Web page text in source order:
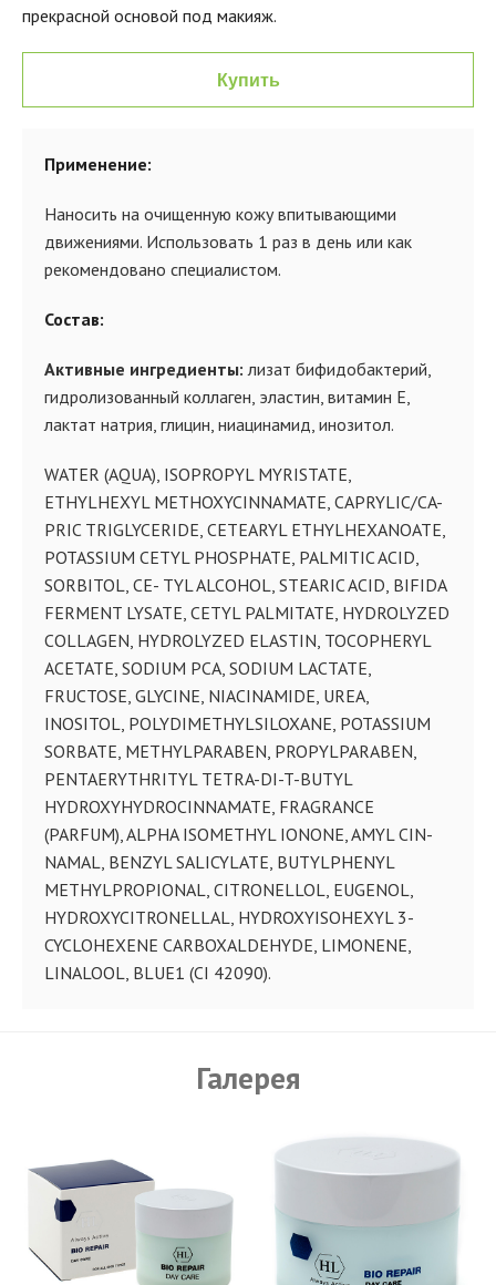
прекрасной основой под макияж.
Купить
Применение:
Наносить на очищенную кожу впитывающими
движениями. Использовать 1 раз в день или как
рекомендовано специалистом.
Состав:
Активные ингредиенты: лизат бифидобактерий,
гидролизованный коллаген, эластин, витамин Е,
лактат натрия, глицин, ниацинамид, инозитол.
WATER (AQUA), ISOPROPYL MYRISTATE,
ETHYLHEXYL METHOXYCINNAMATE, CAPRYLIC/CA-
PRIC TRIGLYCERIDE, CETEARYL ETHYLHEXANOATE,
POTASSIUM CETYL PHOSPHATE, PALMITIC ACID,
SORBITOL, CE- TYL ALCOHOL, STEARIC ACID, BIFIDA
FERMENT LYSATE, CETYL PALMITATE, HYDROLYZED
COLLAGEN, HYDROLYZED ELASTIN, TOCOPHERYL
ACETATE, SODIUM PCA, SODIUM LACTATE,
FRUCTOSE, GLYCINE, NIACINAMIDE, UREA,
INOSITOL, POLYDIMETHYLSILOXANE, POTASSIUM
SORBATE, METHYLPARABEN, PROPYLPARABEN,
PENTAERYTHRITYL TETRA-DI-T-BUTYL
HYDROXYHYDROCINNAMATE, FRAGRANCE
(PARFUM), ALPHA ISOMETHYL IONONE, AMYL CIN-
NAMAL, BENZYL SALICYLATE, BUTYLPHENYL
METHYLPROPIONAL, CITRONELLOL, EUGENOL,
HYDROXYCITRONELLAL, HYDROXYISOHEXYL 3-
CYCLOHEXENE CARBOXALDEHYDE, LIMONENE,
LINALOOL, BLUE1 (CI 42090).
Галерея